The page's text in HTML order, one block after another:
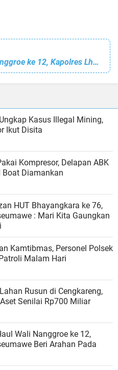
Pengamanan Haul Wali Nanggroe ke 12, Kapolres Lhokseumawe Beri Arahan Pada Personel
Kasus Illegal Mining,
Ikut Disita
Kompresor, Delapan ABK
Boat Diamankan
HUT Bhayangkara ke 76,
: Mari Kita Gaungkan
Kamtibmas, Personel Polsek
Malam Hari
Rusun di Cengkareng,
Senilai Rp700 Miliar
Wali Nanggroe ke 12,
Beri Arahan Pada